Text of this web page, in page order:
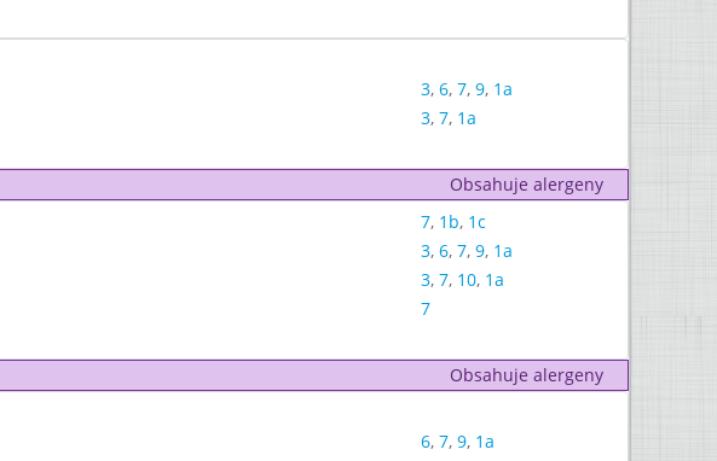
3, 6, 7, 9, 1a
3, 7, 1a
Obsahuje alergeny
7, 1b, 1c
3, 6, 7, 9, 1a
3, 7, 10, 1a
7
Obsahuje alergeny
6, 7, 9, 1a